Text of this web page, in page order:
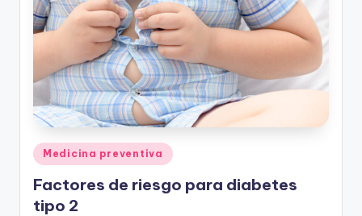
u
s
Publicado
en
Medicina preventiva
Factores de riesgo para diabetes
tipo 2